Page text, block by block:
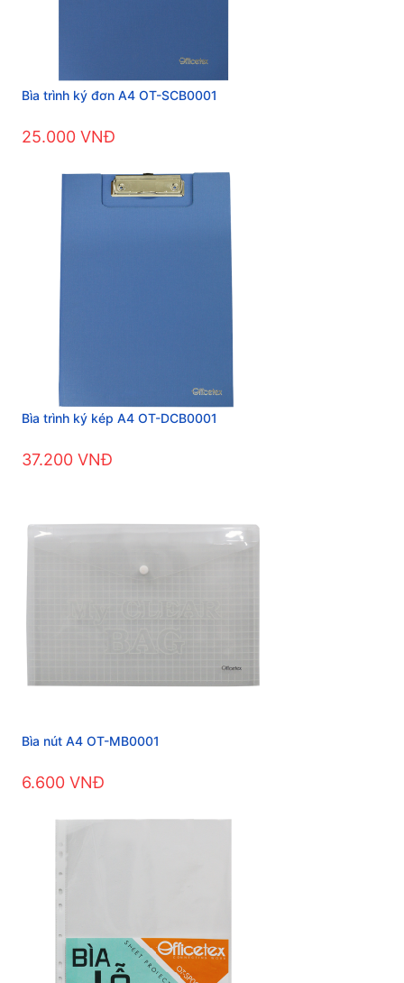
Bìa trình ký đơn A4 OT-SCB0001
25.000 VNĐ
Bìa trình ký kép A4 OT-DCB0001
37.200 VNĐ
Bìa nút A4 OT-MB0001
6.600 VNĐ